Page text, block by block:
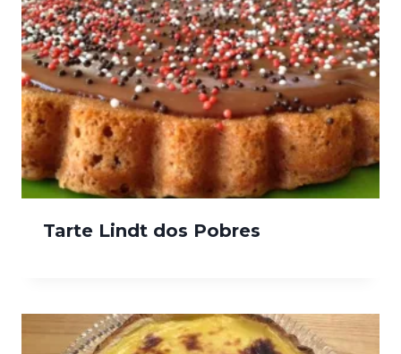
Tarte Lindt dos Pobres